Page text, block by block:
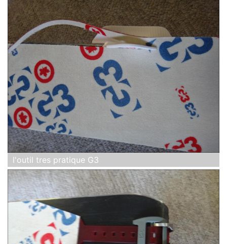
l'outil tres pratique G3